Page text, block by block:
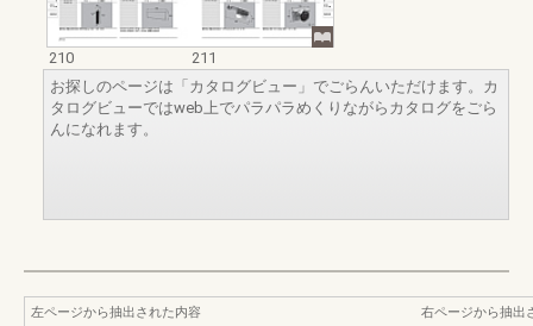
210
211
お探しのページは「カタログビュー」でごらんいただけます。カ
タログビューではweb上でパラパラめくりながらカタログをごら
んになれます。
左ページから抽出された内容
右ページから抽出